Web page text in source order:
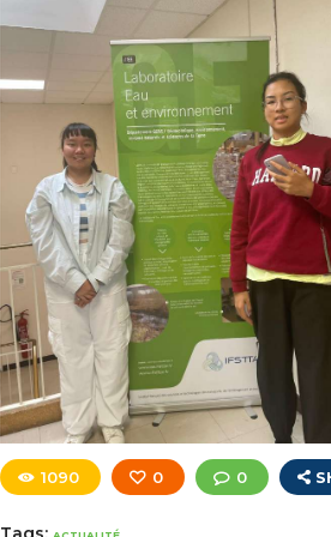
1090 0 0